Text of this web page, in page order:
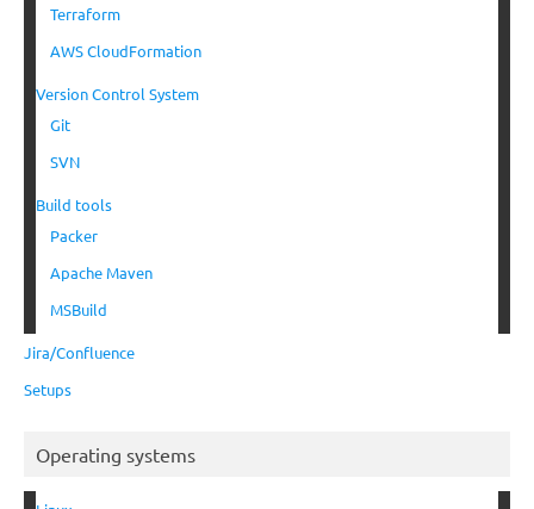
Terraform
AWS CloudFormation
Version Control System
Git
SVN
Build tools
Packer
Apache Maven
MSBuild
Jira/Confluence
Setups
Operating systems